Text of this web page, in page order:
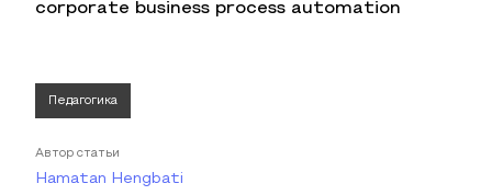
corporate business process automation
Педагогика
Автор статьи
Hamatan Hengbati